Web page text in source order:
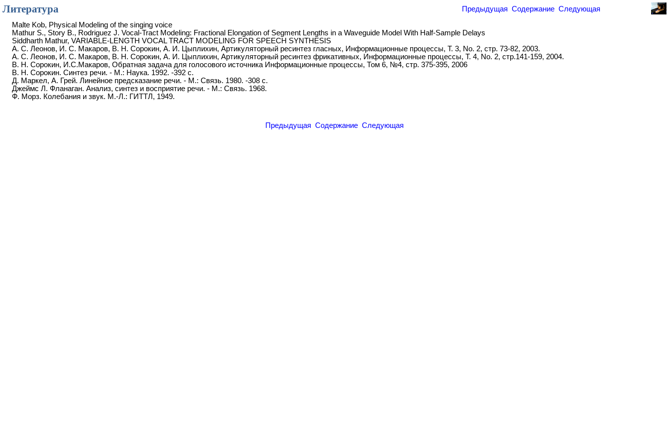
Литература Предыдущая Содержание Следующая
Malte Kob, Physical Modeling of the singing voice
Mathur S., Story B., Rodriguez J. Vocal-Tract Modeling: Fractional Elongation of Segment Lengths in a Waveguide Model With Half-Sample Delays
Siddharth Mathur, VARIABLE-LENGTH VOCAL TRACT MODELING FOR SPEECH SYNTHESIS
А. С. Леонов, И. С. Макаров, В. Н. Сорокин, А. И. Цыплихин, Артикуляторный ресинтез гласных, Информационные процессы, Т. 3, No. 2, стр. 73-82, 2003.
А. С. Леонов, И. С. Макаров, В. Н. Сорокин, А. И. Цыплихин, Артикуляторный ресинтез фрикативных, Информационные процессы, Т. 4, No. 2, стр.141-159, 2004.
В. Н. Сорокин, И.С.Макаров, Обратная задача для голосового источника Информационные процессы, Том 6, №4, стр. 375-395, 2006
В. Н. Сорокин. Синтез речи. - М.: Наука. 1992. -392 с.
Д. Маркел, А. Грей. Линейное предсказание речи. - М.: Связь. 1980. -308 с.
Джеймс Л. Фланаган. Анализ, синтез и восприятие речи. - М.: Связь. 1968.
Ф. Морз. Колебания и звук. М.-Л.: ГИТТЛ, 1949.
Предыдущая Содержание Следующая